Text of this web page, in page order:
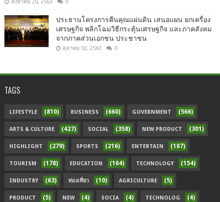
สิงหาคม 20, 2563 0
ประธานโครงการคืนคุณแผ่นดิน เสนอแผน ยกเครื่อง
เศรษฐกิจ พลิกโฉมวิธีกระตุ้นเศรษฐกิจ และภาคสังคม
จากภาคส่วนเอกชน ประชาชน
ตุลาคม 02, 2563 0
TAGS
LIFESTYLE (810) BUSINESS (660) GOVERNMENT (566)
ARTS & CULTURE (427) SOCIAL (358) NEW PRODUCT (301)
HIGHLIGHT (279) SPORTS (216) ENTERTAIN (187)
TOURISM (178) EDUCATION (164) TECHNOLOGY (154)
INDUSTRY (63) ท่องเที่ยว (10) AGRICULTURE (5)
PRODUCT (5) NEW (4) SOCIA (4) TECHNOLOG (4)